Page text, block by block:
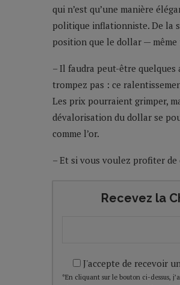
qui n’est qu’une manière
politique inflationniste. De la
position que le dollar — même
– Il faudra peut-être quelques
trompez pas : ce
Les prix pourraient grimper,
dévalorisation du dollar se
comme l’or.
– Et si vous voulez profiter
Recevez la
J'accepte de recevoir
*En cliquant sur le bouton ci-dessus,